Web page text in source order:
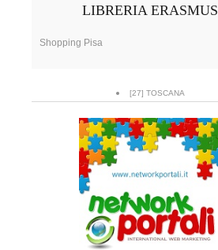
LIBRERIA ERASMUS
Shopping Pisa
[27] TOSCANA